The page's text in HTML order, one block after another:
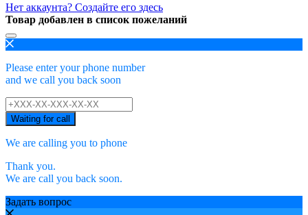
Нет аккаунта? Создайте его здесь
Товар добавлен в список пожеланий
Please enter your phone number
and we call you back soon
Waiting for call
We are calling you to phone
Thank you.
We are call you back soon.
Задать вопрос